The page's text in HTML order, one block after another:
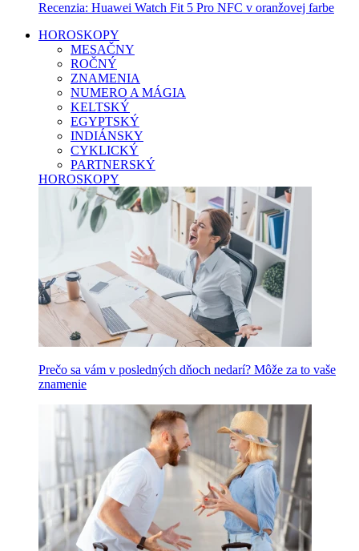
Recenzia: Huawei Watch Fit 5 Pro NFC v oranžovej farbe
HOROSKOPY
MESAČNY
ROČNÝ
ZNAMENIA
NUMERO A MÁGIA
KELTSKÝ
EGYPTSKÝ
INDIÁNSKY
CYKLICKÝ
PARTNERSKÝ
HOROSKOPY
Prečo sa vám v posledných dňoch nedarí? Môže za to vaše
znamenie